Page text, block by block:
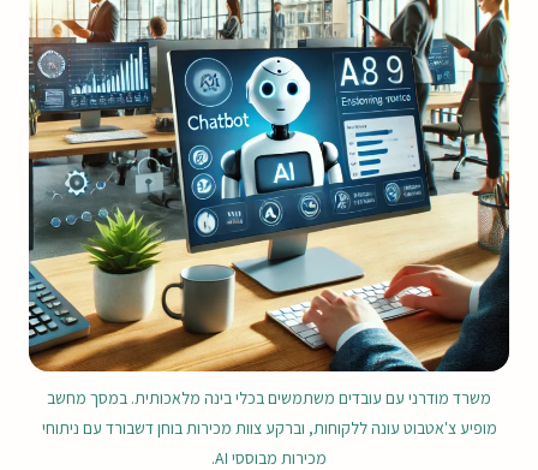
משרד מודרני עם עובדים משתמשים בכלי בינה מלאכותית. במסך מחשב
מופיע צ'אטבוט עונה ללקוחות, וברקע צוות מכירות בוחן דשבורד עם ניתוחי
מכירות מבוססי AI.